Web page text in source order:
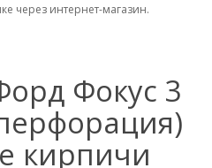
через интернет-магазин.
Фокус 3
кирпичи